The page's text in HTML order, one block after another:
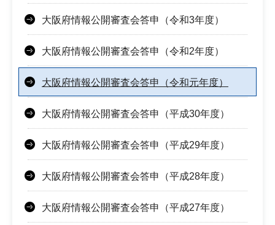
大阪府情報公開審査会答申（令和3年度）
大阪府情報公開審査会答申（令和2年度）
大阪府情報公開審査会答申（令和元年度）
大阪府情報公開審査会答申（平成30年度）
大阪府情報公開審査会答申（平成29年度）
大阪府情報公開審査会答申（平成28年度）
大阪府情報公開審査会答申（平成27年度）